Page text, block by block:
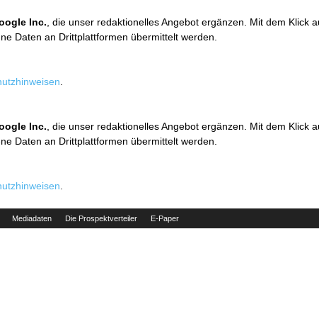
Inc. , die unser redaktionelles Angebot ergänzen. Mit dem
Daten an Drittplattformen übermittelt werden.
Inc. , die unser redaktionelles Angebot ergänzen. Mit dem
Daten an Drittplattformen übermittelt werden.
Mediadaten Die Prospektverteiler E-Paper